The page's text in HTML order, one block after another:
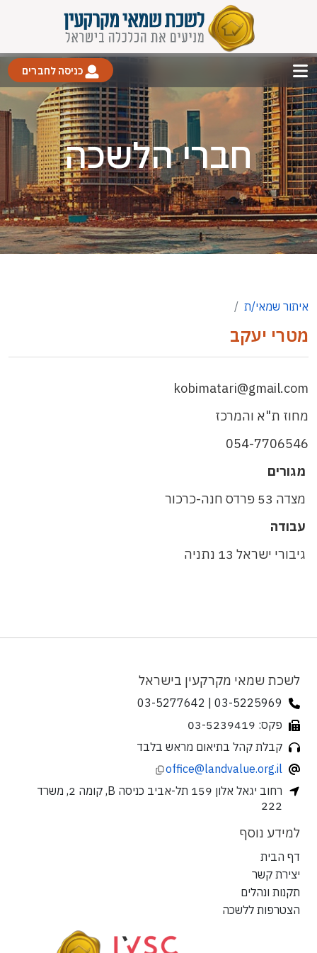
כניסה לחברים
חברי הלשכה
איתור שמאי/ת
מטרי יעקב
kobimatari@gmail.com
מחוז ת"א והמרכז
054-7706546
מגורים
מצדה 53 פרדס חנה-כרכור
עבודה
גיבורי ישראל 13 נתניה
לשכת שמאי מקרקעין בישראל
03-5225969 | 03-5277642
פקס: 03-5239419
קבלת קהל בתיאום מראש בלבד
office@landvalue.org.il
רחוב יגאל אלון 159 תל-אביב כניסה B, קומה 2, משרד
222
למידע נוסף
דף הבית
יצירת קשר
תקנות ונהלים
הצטרפות ללשכה